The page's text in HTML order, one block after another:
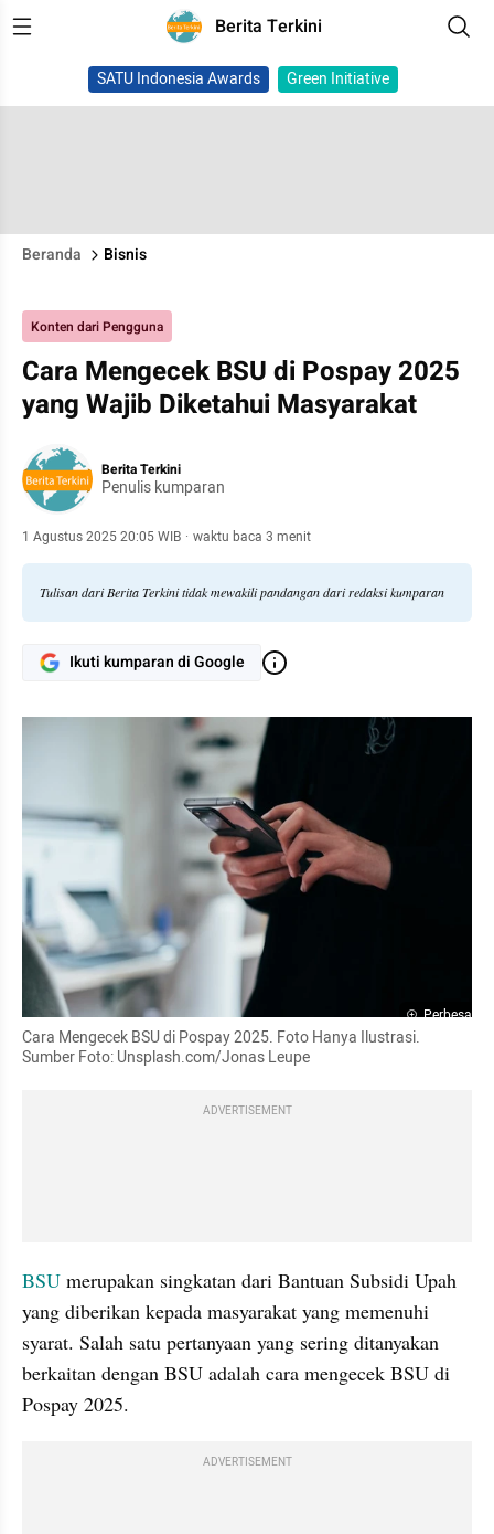
Berita Terkini
SATU Indonesia Awards Green Initiative
Beranda Bisnis
Konten dari Pengguna
Cara Mengecek BSU di Pospay 2025
yang Wajib Diketahui Masyarakat
Berita Terkini
Penulis kumparan
1 Agustus 2025 20:05 WIB · waktu baca 3 menit
Tulisan dari Berita Terkini tidak mewakili pandangan dari redaksi kumparan
Ikuti kumparan di Google
Perbesar
Cara Mengecek BSU di Pospay 2025. Foto Hanya Ilustrasi.
Sumber Foto: Unsplash.com/Jonas Leupe
ADVERTISEMENT
BSU merupakan singkatan dari Bantuan Subsidi Upah
yang diberikan kepada masyarakat yang memenuhi
syarat. Salah satu pertanyaan yang sering ditanyakan
berkaitan dengan BSU adalah cara mengecek BSU di
Pospay 2025.
ADVERTISEMENT